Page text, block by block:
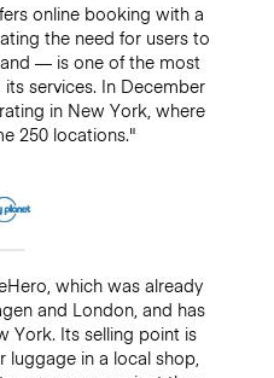
online booking with a
the need for users to
— is one of the most
services. In December
in New York, where
250 locations."
which was already
and London, and has
York. Its selling point is
luggage in a local shop,